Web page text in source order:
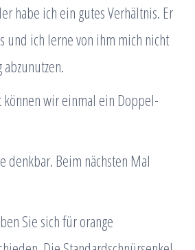
habe ich ein gutes Verhältnis. Er
und ich lerne von ihm mich nicht
wir einmal ein Doppel-
denkbar. Beim nächsten Mal
Sie sich für orange